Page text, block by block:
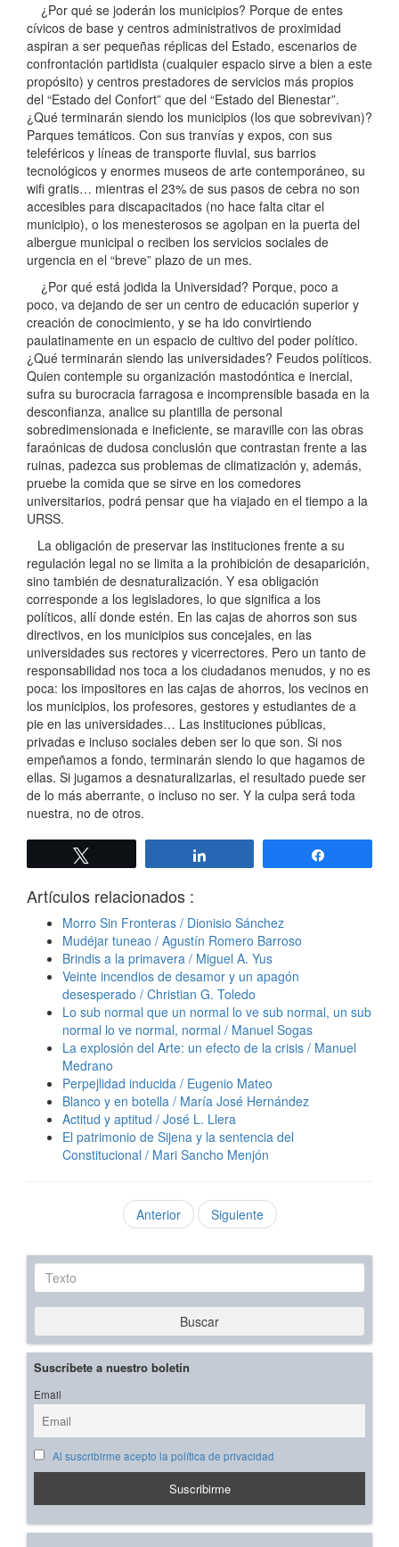
¿Por qué se joderán los municipios? Porque de entes
cívicos de base y centros administrativos de proximidad
aspiran a ser pequeñas réplicas del Estado, escenarios de
confrontación partidista (cualquier espacio sirve a bien a este
propósito) y centros prestadores de servicios más propios
del “Estado del Confort” que del “Estado del Bienestar”.
¿Qué terminarán siendo los municipios (los que sobrevivan)?
Parques temáticos. Con sus tranvías y expos, con sus
teleféricos y líneas de transporte fluvial, sus barrios
tecnológicos y enormes museos de arte contemporáneo, su
wifi gratis… mientras el 23% de sus pasos de cebra no son
accesibles para discapacitados (no hace falta citar el
municipio), o los menesterosos se agolpan en la puerta del
albergue municipal o reciben los servicios sociales de
urgencia en el “breve” plazo de un mes.
¿Por qué está jodida la Universidad? Porque, poco a
poco, va dejando de ser un centro de educación superior y
creación de conocimiento, y se ha ido convirtiendo
paulatinamente en un espacio de cultivo del poder político.
¿Qué terminarán siendo las universidades? Feudos políticos.
Quien contemple su organización mastodóntica e inercial,
sufra su burocracia farragosa e incomprensible basada en la
desconfianza, analice su plantilla de personal
sobredimensionada e ineficiente, se maraville con las obras
faraónicas de dudosa conclusión que contrastan frente a las
ruinas, padezca sus problemas de climatización y, además,
pruebe la comida que se sirve en los comedores
universitarios, podrá pensar que ha viajado en el tiempo a la
URSS.
La obligación de preservar las instituciones frente a su
regulación legal no se limita a la prohibición de desaparición,
sino también de desnaturalización. Y esa obligación
corresponde a los legisladores, lo que significa a los
políticos, allí donde estén. En las cajas de ahorros son sus
directivos, en los municipios sus concejales, en las
universidades sus rectores y vicerrectores. Pero un tanto de
responsabilidad nos toca a los ciudadanos menudos, y no es
poca: los impositores en las cajas de ahorros, los vecinos en
los municipios, los profesores, gestores y estudiantes de a
pie en las universidades… Las instituciones públicas,
privadas e incluso sociales deben ser lo que son. Si nos
empeñamos a fondo, terminarán siendo lo que hagamos de
ellas. Si jugamos a desnaturalizarlas, el resultado puede ser
de lo más aberrante, o incluso no ser. Y la culpa será toda
nuestra, no de otros.
Artículos relacionados :
Morro Sin Fronteras / Dionisio Sánchez
Mudéjar tuneao / Agustín Romero Barroso
Brindis a la primavera / Miguel A. Yus
Veinte incendios de desamor y un apagón
desesperado / Christian G. Toledo
Lo sub normal que un normal lo ve sub normal, un sub
normal lo ve normal, normal / Manuel Sogas
La explosión del Arte: un efecto de la crisis / Manuel
Medrano
Perpejlidad inducida / Eugenio Mateo
Blanco y en botella / María José Hernández
Actitud y aptitud / José L. Llera
El patrimonio de Sijena y la sentencia del
Constitucional / Mari Sancho Menjón
Anterior Siguiente
Texto
Buscar
Suscríbete a nuestro boletín
Email
Al suscribirme acepto la política de privacidad